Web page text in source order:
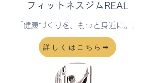
​フィットネスジムREAL
​「健康づくりを、もっと身近に。」
詳しくはこちら➡